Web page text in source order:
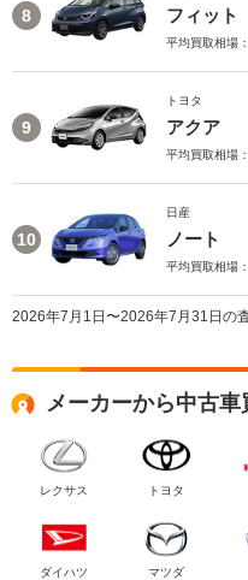
8 フィット
平均買取相場：
9
トヨタ
アクア
平均買取相場：
10
日産
ノート
平均買取相場：
2026年7月1日〜2026年7月31日の
メーカーから中古
レクサス トヨタ
ダイハツ マツダ